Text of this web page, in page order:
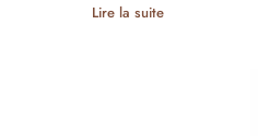
Lire la suite